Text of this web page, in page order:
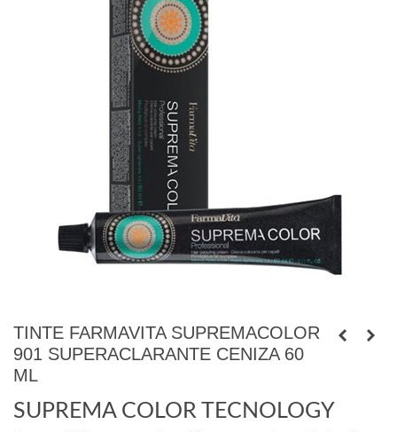
TINTE FARMAVITA SUPREMACOLOR
901 SUPERACLARANTE CENIZA 60
ML
SUPREMA COLOR TECNOLOGY